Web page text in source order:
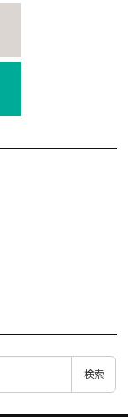
検索